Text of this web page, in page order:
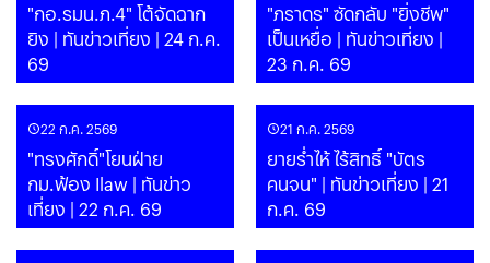
"กอ.รมน.ภ.4" โต้จัดฉาก
ยิง | ทันข่าวเที่ยง | 24 ก.ค.
69
"ภราดร" ซัดกลับ "ยิ่งชีพ"
เป็นเหยื่อ | ทันข่าวเที่ยง |
23 ก.ค. 69
22 ก.ค. 2569
"ทรงศักดิ์"โยนฝ่าย
กม.ฟ้อง Ilaw | ทันข่าว
เที่ยง | 22 ก.ค. 69
21 ก.ค. 2569
ยายร่ำไห้ ไร้สิทธิ์ "บัตร
คนจน" | ทันข่าวเที่ยง | 21
ก.ค. 69